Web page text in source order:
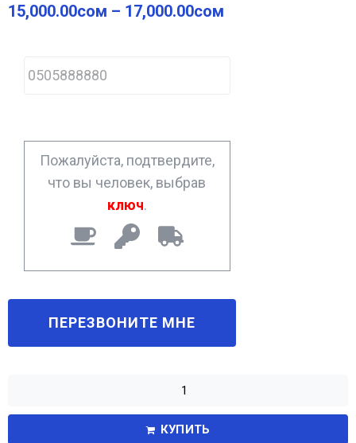
15,000.00сом – 17,000.00сом
h
o
*
Пожалуйста, подтвердите,
что вы человек, выбрав
ключ.
КУПИТЬ